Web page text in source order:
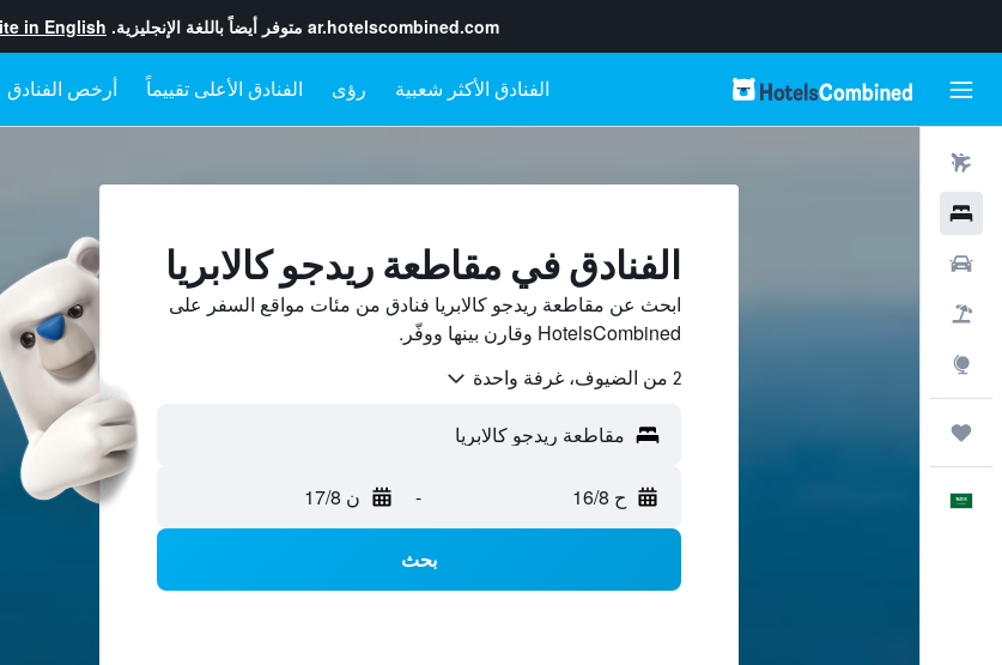
ar.hotelscombined.com متوفر أيضاً باللغة الإنجليزية. in English
رؤى الفنادق الأعلى تقييماً أرخص الفنادق
الفنادق في مقاطعة ريدجو كالابريا
ابحث عن مقاطعة ريدجو كالابريا فنادق من مئات مواقع السفر على
HotelsCombined وقارن بينها ووفّر.
2 من الضيوف، غرفة واحدة
ح 16/8 - ن 17/8
بحث